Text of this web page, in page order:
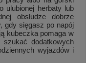
ulubionej herbaty lub
obsłudze dobrze
gdy sięgasz po napój
kubeczka pomaga w
dodatkowych
wyjazdów i